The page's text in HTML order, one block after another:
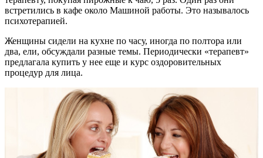
встретились в кафе около Машиной работы. Это называлось
психотерапией.
Женщины сидели на кухне по часу, иногда по полтора или
два, ели, обсуждали разные темы. Периодически «терапевт»
предлагала купить у нее еще и курс оздоровительных
процедур для лица.